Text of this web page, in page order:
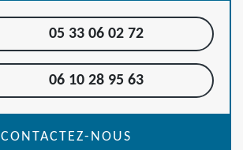
05 33 06 02 72
06 10 28 95 63
CONTACTEZ-NOUS